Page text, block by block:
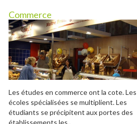
Commerce
Les études en commerce ont la cote. Les
écoles spécialisées se multiplient. Les
étudiants se précipitent aux portes des
établissements les..